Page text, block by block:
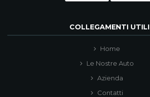
COLLEGAMENTI UTILI
Home
Le Nostre Auto
Azienda
Contatti